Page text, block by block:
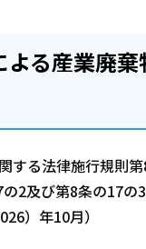
る産業廃
する法律施行規則
2及び第8条の17の
）年10月）